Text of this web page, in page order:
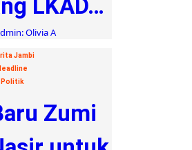
LKAD…
Olivia A
Jambi
Politik
Zumi